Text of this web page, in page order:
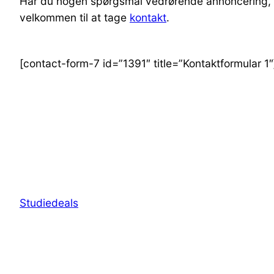
velkommen til at tage kontakt.
[contact-form-7 id=”1391″ title=”Kontaktformular
Studiedeals